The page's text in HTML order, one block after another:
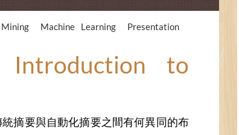
Machine Learning
Presentation
to
摘要與自動化摘要之間有何異同的布